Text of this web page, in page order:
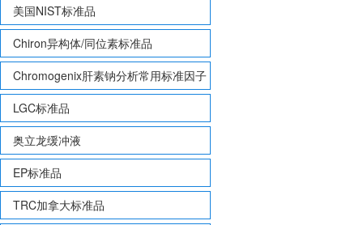
美国NIST标准品
Chiron异构体/同位素标准品
Chromogenix肝素钠分析常用标准因子
LGC标准品
奥立龙缓冲液
EP标准品
TRC加拿大标准品